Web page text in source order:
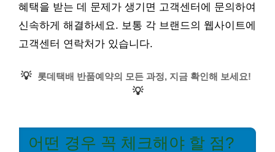
혜택을 받는 데 문제가 생기면 고객센터에 문의하여
신속하게 해결하세요. 보통 각 브랜드의 웹사이트에
고객센터 연락처가 있습니다.
💡 롯데택배 반품예약의 모든 과정, 지금 확인해 보세요!
💡
어떤 경우 꼭 체크해야 할 점?